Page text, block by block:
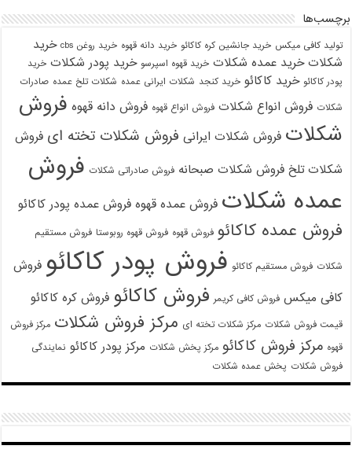
برچسب‌ها
تولید کافی میکس خرید جانشین کره کاکائو خرید دانه قهوه خرید روغن cbs
خرید
شکلات خرید عمده شکلات خرید قهوه اسپرسو خرید پودر شکلات خرید
پودر کاکائو خرید کاکائو خرید کنجد شکلات ایرانی عمده شکلات تلخ عمده صادرات
شکلات فروش انواع شکلات فروش انواع قهوه فروش دانه قهوه فروش
شکلات فروش شکلات ایرانی فروش شکلات تخته ای فروش
شکلات تلخ فروش شکلات صبحانه فروش صادراتی شکلات فروش
عمده شکلات فروش عمده قهوه فروش عمده پودر کاکائو
فروش عمده کاکائو فروش قهوه فروش قهوه روبوستا فروش مستقیم
شکلات فروش مستقیم کاکائو فروش پودر کاکائو فروش
کافی میکس فروش کافی کریمر فروش کاکائو فروش کره کاکائو
قیمت فروش شکلات مرکز شکلات تخته ای مرکز فروش شکلات مرکز فروش
قهوه مرکز فروش کاکائو مرکز پخش شکلات مرکز پودر کاکائو نمایندگی
فروش شکلات پخش عمده شکلات